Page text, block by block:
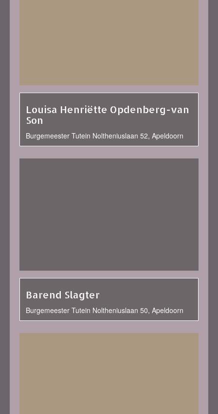
Louisa Henriëtte Opdenberg-van
Son
Burgemeester Tutein Noltheniuslaan 52, Apeldoorn
Barend Slagter
Burgemeester Tutein Noltheniuslaan 50, Apeldoorn